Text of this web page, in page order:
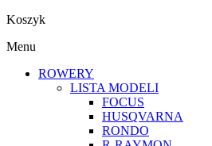
Koszyk
Menu
ROWERY
LISTA MODELI
FOCUS
HUSQVARNA
RONDO